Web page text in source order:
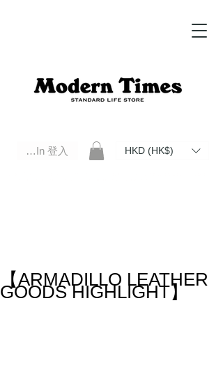
Log In 登入 HKD (HK$)
【ARMADILLO LEATHER
GOODS HIGHLIGHT】